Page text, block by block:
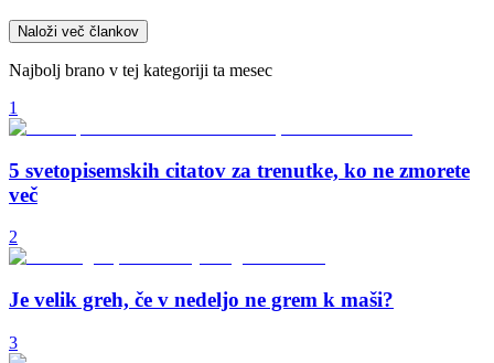
Naloži več člankov
Najbolj brano v tej kategoriji ta mesec
1
5 svetopisemskih citatov za trenutke, ko ne zmorete
več
2
Je velik greh, če v nedeljo ne grem k maši?
3